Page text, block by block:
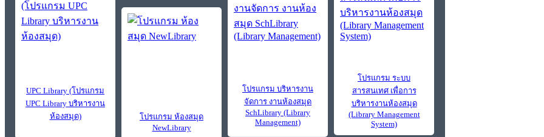
UPC Library (โปรแกรม
UPC Library บริหารงาน
ห้องสมุด)
โปรแกรม ห้องสมุด
NewLibrary
โปรแกรม บริหารงาน
จัดการ งานห้องสมุด
SchLibrary (Library
Management)
โปรแกรม ระบบ
สารสนเทศ เพื่อการ
บริหารงานห้องสมุด
(Library Management
System)